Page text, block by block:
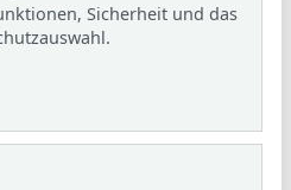
am: 12. September 2017
Sicherheit und das